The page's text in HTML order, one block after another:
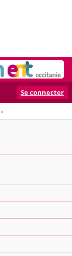
Se connecter
›